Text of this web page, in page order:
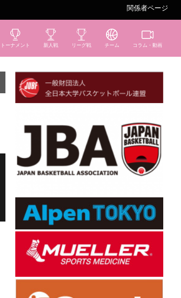
関係者ページ
トーナメント 新人戦 リーグ戦 チーム コラム・動画